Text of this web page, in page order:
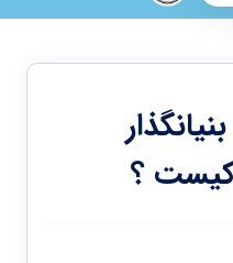
کیست ؟